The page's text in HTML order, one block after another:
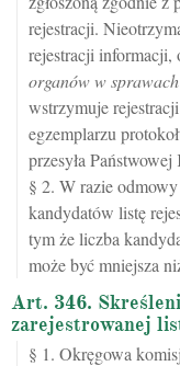
rejestracji.
rejestracji informacji,
organów w
wstrzymuje
egzemplarzu
przesyła
§ 2. W razie
kandydatów listę
tym że liczba
może być mniejsza
Art. 346.
zarejestrowanej
§ 1. Okręgowa